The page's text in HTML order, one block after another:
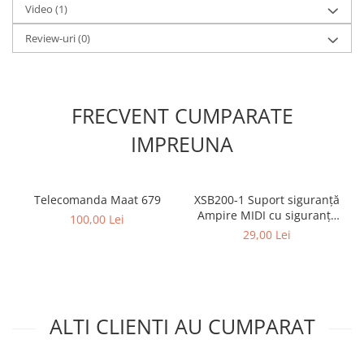
Video (1)
Review-uri(0)
FRECVENT CUMPARATE
IMPREUNA
Telecomanda Maat 679
100,00 Lei
XSB200-1 Suport siguranță
Ampire MIDI cu siguranță
de 30A
29,00 Lei
ALTI CLIENTI AU CUMPARAT